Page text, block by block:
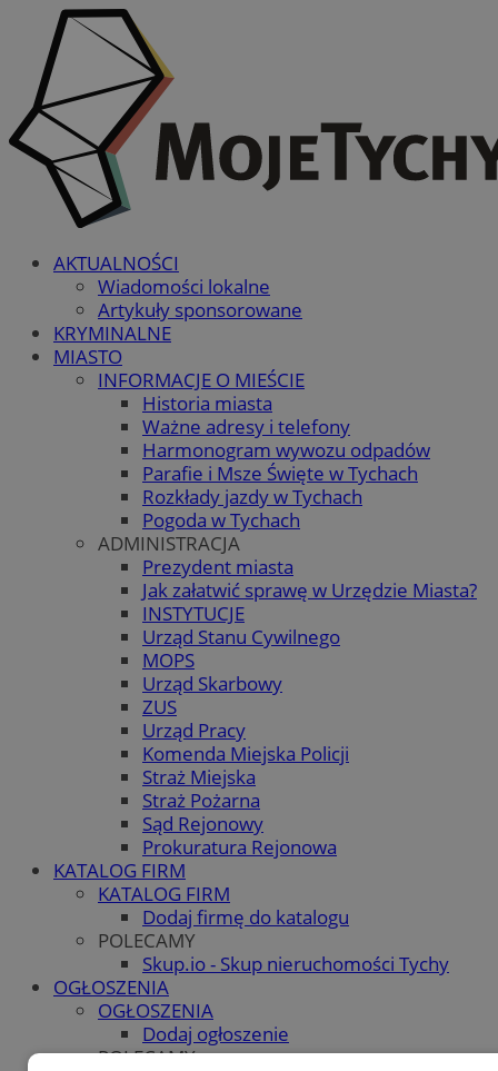
AKTUALNOŚCI
Wiadomości lokalne
Artykuły sponsorowane
KRYMINALNE
MIASTO
INFORMACJE O MIEŚCIE
Historia miasta
Ważne adresy i telefony
Harmonogram wywozu odpadów
Parafie i Msze Święte w Tychach
Rozkłady jazdy w Tychach
Pogoda w Tychach
ADMINISTRACJA
Prezydent miasta
Jak załatwić sprawę w Urzędzie Miasta?
INSTYTUCJE
Urząd Stanu Cywilnego
MOPS
Urząd Skarbowy
ZUS
Urząd Pracy
Komenda Miejska Policji
Straż Miejska
Straż Pożarna
Sąd Rejonowy
Prokuratura Rejonowa
KATALOG FIRM
KATALOG FIRM
Dodaj firmę do katalogu
POLECAMY
Skup.io - Skup nieruchomości Tychy
OGŁOSZENIA
OGŁOSZENIA
Dodaj ogłoszenie
POLECAMY